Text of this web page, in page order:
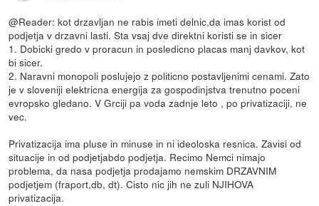
@Reader: kot drzavljan ne rabis imeti delnic,da imas korist od
podjetja v drzavni lasti. Sta vsaj dve direktni koristi se in sicer
1. Dobicki gredo v proracun in posledicno placas manj davkov, kot
bi sicer.
2. Naravni monopoli poslujejo z politicno postavljenimi cenami. Zato
je v sloveniji elektricna energija za gospodinjstva trenutno poceni
evropsko gledano. V Grciji pa voda zadnje leto , po privatizaciji, ne
vec.
Privatizacija ima pluse in minuse in ni ideoloska resnica. Zavisi od
situacije in od podjetjabdo podjetja. Recimo Nemci nimajo
problema, da nasa podjetja prodajamo nemskim DRZAVNIM
podjetjem (fraport,db, dt). Cisto nic jih ne zuli NJIHOVA
privatizacija.